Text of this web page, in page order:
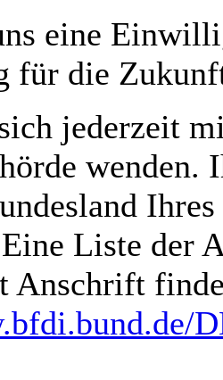
eine
für die
jederzeit
wenden.
Liste der
Anschrift